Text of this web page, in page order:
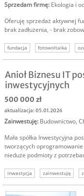
Sprzedam firmę: Ekologia i
Oferuję sprzedaż aktywnej
brak zadłużenia, - brak
fundacja fotowoltaika
Anioł Biznesu IT
inwestycyjnych
500 000 zł
aktualizacja: 05.01.2026
Zainwestuję: Budownictwo,
Mała spółka Inwestycyjna
tworzących
nieduże podmioty z
inwestycja zainwestuję
inwestorzy
inwestor it